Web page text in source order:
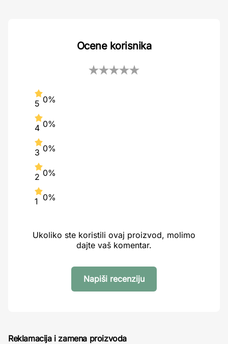
Ocene korisnika
5 0%
4 0%
3 0%
2 0%
1 0%
Ukoliko ste koristili ovaj proizvod, molimo
dajte vaš komentar.
Napiši recenziju
Reklamacija i zamena proizvoda